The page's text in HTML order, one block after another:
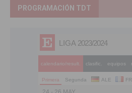
PROGRAMACIÓN TDT